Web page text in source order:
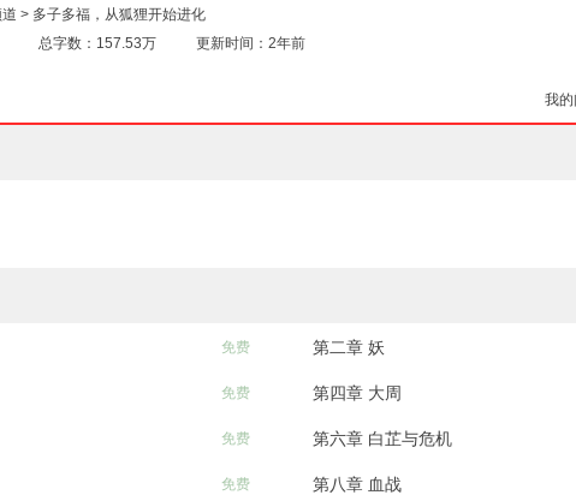
> 多子多福，从狐狸开始进化
总字数：157.53万 更新时间：2年前
我
免费 第二章 妖
免费 第四章 大周
免费 第六章 白芷与危机
免费 第八章 血战